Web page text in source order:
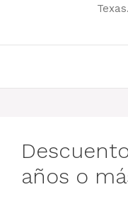
años o